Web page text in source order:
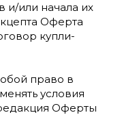
и/или начала их
Оферта
купли-
право в
условия
Оферты